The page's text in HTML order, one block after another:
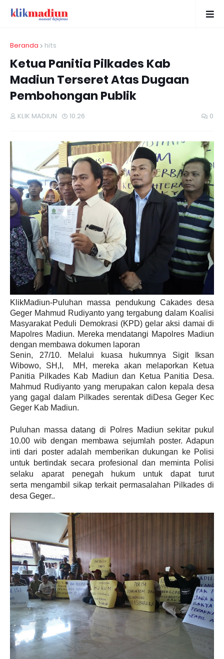
Beranda hits
Ketua Panitia Pilkades Kab
Madiun Terseret Atas Dugaan
Pembohongan Publik
KLIK MADIUN 10.26 0
KlikMadiun-Puluhan massa pendukung Cakades desa
Geger Mahmud Rudiyanto yangtergabung dalam Koalisi
Masyarakat Peduli Demokrasi (KPD) gelar aksi damai di
Mapolres Madiun. Mereka mendatangi Mapolres Madiun
dengan membawa dokumen laporan
Senin, 27/10. Melalui kuasa hukumnya Sigit Iksan
Wibowo, SH,I, MH, mereka akan melaporkan Ketua
Panitia Pilkades Kab Madiun dan Ketua Panitia Desa.
Mahmud Rudiyanto yang merupakan calon kepala desa
yang gagal dalam Pilkades serentak diDesa Geger Kec
Geger Kab Madiun.
Puluhan massa datang di Polres Madiun sekitar pukul
10.00 wib dengan membawa sejumlah poster. Adapun
inti dari poster adalah memberikan dukungan ke Polisi
untuk bertindak secara profesional dan meminta Polisi
selaku aparat penegah hukum untuk dapat turut
serta mengambil sikap terkait permasalahan Pilkades di
desa Geger..